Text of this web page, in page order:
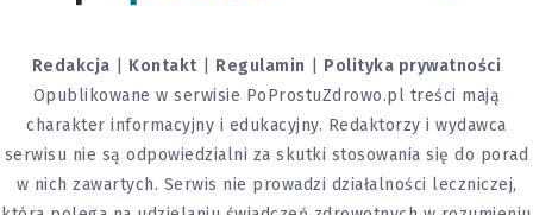
Redakcja Kontakt Regulamin
Polityka prywatności
Opublikowane w serwisie PoProstuZdrowo.pl treści mają
charakter informacyjny i edukacyjny. Redaktorzy i wydawca
serwisu nie są odpowiedzialni za skutki stosowania się do porad
w nich zawartych. Serwis nie prowadzi działalności leczniczej,